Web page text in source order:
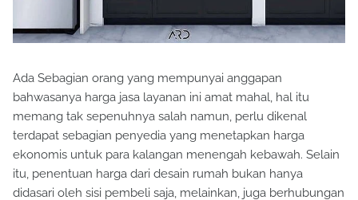
Ada Sebagian orang yang mempunyai anggapan
bahwasanya harga jasa layanan ini amat mahal, hal itu
memang tak sepenuhnya salah namun, perlu dikenal
terdapat sebagian penyedia yang menetapkan harga
ekonomis untuk para kalangan menengah kebawah. Selain
itu, penentuan harga dari desain rumah bukan hanya
didasari oleh sisi pembeli saja, melainkan, juga berhubungan